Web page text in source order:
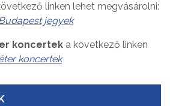
linken lehet megvásárolni:
jegyek
koncertek a következő linken
koncertek